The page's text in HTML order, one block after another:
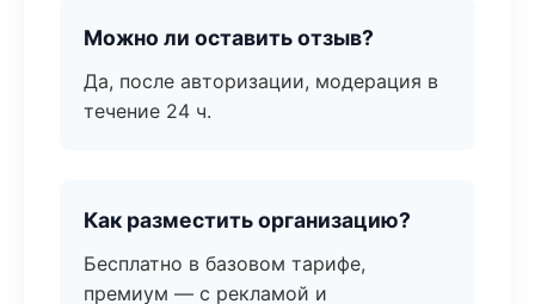
Можно ли оставить отзыв?
Да, после авторизации, модерация в
течение 24 ч.
Как разместить организацию?
Бесплатно в базовом тарифе,
премиум — с рекламой и